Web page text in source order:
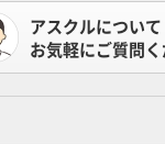
アスクルについて
お気軽にご質問く